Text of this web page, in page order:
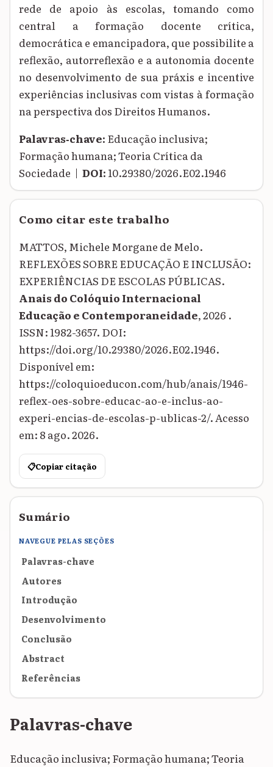
rede de apoio às escolas, tomando como
central a formação docente crítica,
democrática e emancipadora, que possibilite a
reflexão, autorreflexão e a autonomia docente
no desenvolvimento de sua práxis e incentive
experiências inclusivas com vistas à formação
na perspectiva dos Direitos Humanos.
Palavras‑chave: Educação inclusiva;
Formação humana; Teoria Crítica da
Sociedade | DOI: 10.29380/2026.E02.1946
Como citar este trabalho
MATTOS, Michele Morgane de Melo.
REFLEXÕES SOBRE EDUCAÇÃO E INCLUSÃO:
EXPERIÊNCIAS DE ESCOLAS PÚBLICAS.
Anais do Colóquio Internacional
Educação e Contemporaneidade, 2026 .
ISSN: 1982-3657. DOI:
https://doi.org/10.29380/2026.E02.1946.
Disponível em:
https://coloquioeducon.com/hub/anais/1946-
reflex-oes-sobre-educac-ao-e-inclus-ao-
experi-encias-de-escolas-p-ublicas-2/. Acesso
em: 8 ago. 2026.
📋Copiar citação
Sumário
NAVEGUE PELAS SEÇÕES
Palavras-chave
Autores
Introdução
Desenvolvimento
Conclusão
Abstract
Referências
Palavras-chave
Educação inclusiva; Formação humana; Teoria